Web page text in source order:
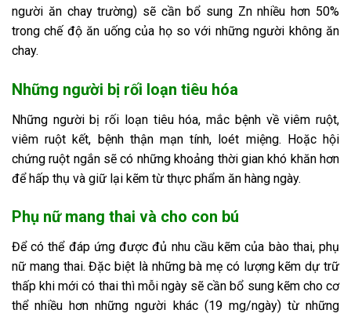
người ăn chay trường) sẽ cần bổ sung Zn nhiều hơn 50%
trong chế độ ăn uống của họ so với những người không ăn
chay.
Những người bị rối loạn tiêu hóa
Những người bị rối loạn tiêu hóa, mắc bệnh về viêm ruột,
viêm ruột kết, bệnh thận mạn tính, loét miệng. Hoặc hội
chứng ruột ngắn sẽ có những khoảng thời gian khó khăn hơn
để hấp thụ và giữ lại kẽm từ thực phẩm ăn hàng ngày.
Phụ nữ mang thai và cho con bú
Để có thể đáp ứng được đủ nhu cầu kẽm của bào thai, phụ
nữ mang thai. Đặc biệt là những bà mẹ có lượng kẽm dự trữ
thấp khi mới có thai thì mỗi ngày sẽ cần bổ sung kẽm cho cơ
thể nhiều hơn những người khác (19 mg/ngày) từ những